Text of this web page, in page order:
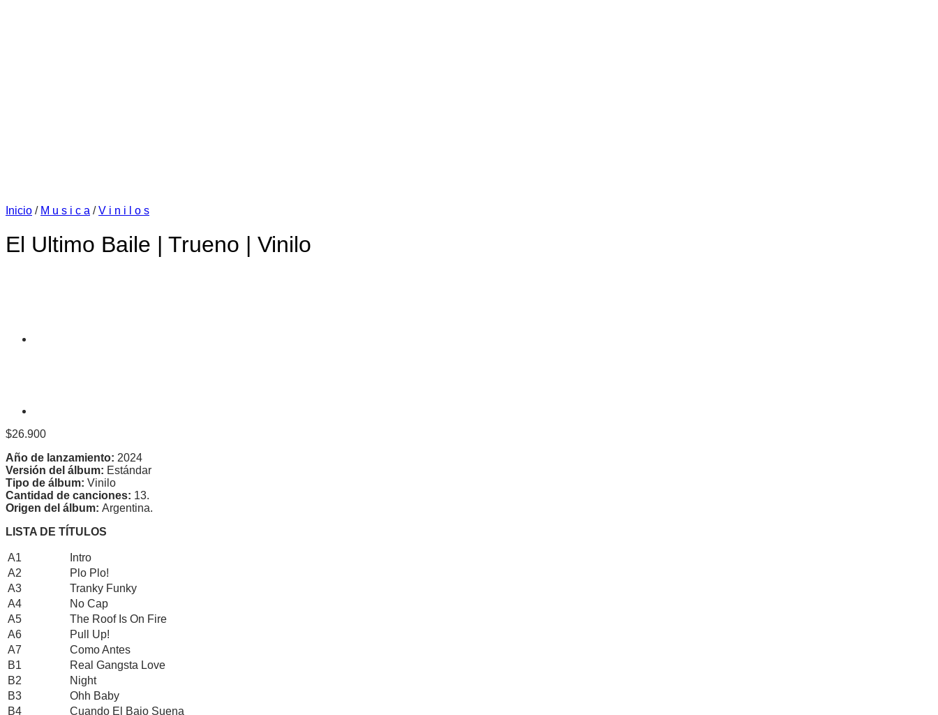
Inicio / M u s i c a / V i n i l o s
El Ultimo Baile | Trueno | Vinilo
$26.900
Año de lanzamiento: 2024
Versión del álbum: Estándar
Tipo de álbum: Vinilo
Cantidad de canciones: 13.
Origen del álbum: Argentina.
LISTA DE TÍTULOS
A1
Intro
A2
Plo Plo!
A3
Tranky Funky
A4
No Cap
A5
The Roof Is On Fire
A6
Pull Up!
A7
Como Antes
B1
Real Gangsta Love
B2
Night
B3
Ohh Baby
B4
Cuando El Bajo Suena